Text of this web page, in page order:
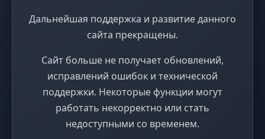
Дальнейшая поддержка и развитие данного
сайта прекращены.
Сайт больше не получает обновлений,
исправлений ошибок и технической
поддержки. Некоторые функции могут
работать некорректно или стать
недоступными со временем.